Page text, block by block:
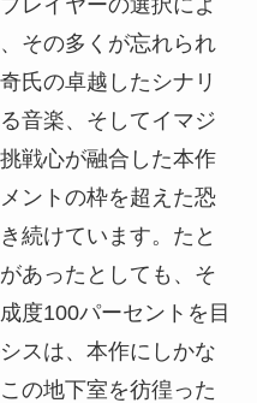
その多くが忘れられ
氏の卓越したシナリ
音楽、そしてイマジ
戦心が融合した本作
ントの枠を超えた恐
続けています。たと
あったとしても、そ
度100パーセントを目
スは、本作にしかな
の地下室を彷徨った